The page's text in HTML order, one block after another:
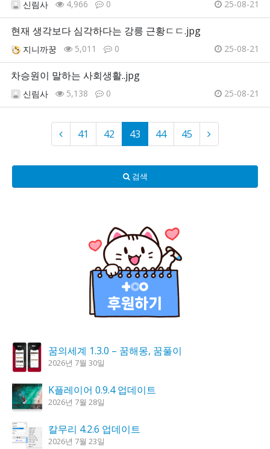
신림사 4,966 0 25-08-21
현재 생각보다 심각하다는 강릉 근황ㄷㄷ.jpg
지니까꿍 5,011 0 25-08-21
차승원이 말하는 사회생활..jpg
신림사 5,138 0 25-08-21
41 42 43 44 45
검색
꿈의세계 1.3.0 – 꿈해몽, 꿈풀이
2026년 7월 30일
K플레이어 0.9.4 업데이트
2026년 7월 28일
칼무리 4.2.6 업데이트
2026년 7월 23일